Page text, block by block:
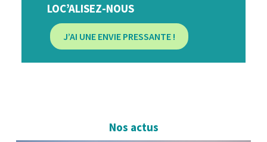
LOC’ALISEZ-NOUS
J’AI UNE ENVIE PRESSANTE !
Nos actus